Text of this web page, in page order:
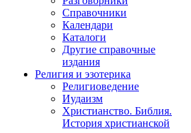
Справочники
Календари
Каталоги
Другие справочные
издания
Религия и эзотерика
Религиоведение
Иудаизм
Христианство. Библия.
История христианской